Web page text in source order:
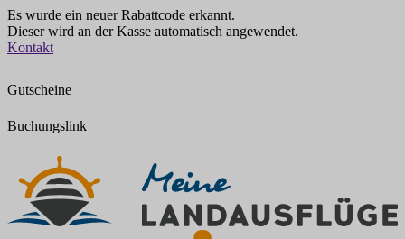
Es wurde ein neuer Rabattcode erkannt.
Dieser wird an der Kasse automatisch angewendet.
Zum
Kontakt
Gutscheine
Buchungslink